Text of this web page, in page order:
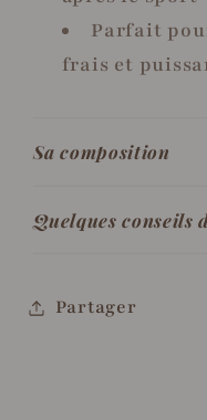
Parfait
frais et
Sa composition
Quelques conseils
Partager